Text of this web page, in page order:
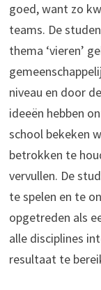
goed, want zo
teams. De
thema ‘vieren’
niveau en door
ideeën hebben
school bekeken
betrokken te
vervullen. De
te spelen en te
opgetreden als
alle disciplines
resultaat te